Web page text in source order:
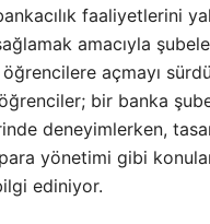
faaliyetlerini
amacıyla
açmayı
bir banka
deneyimlerken,
yönetimi gibi
ediniyor.